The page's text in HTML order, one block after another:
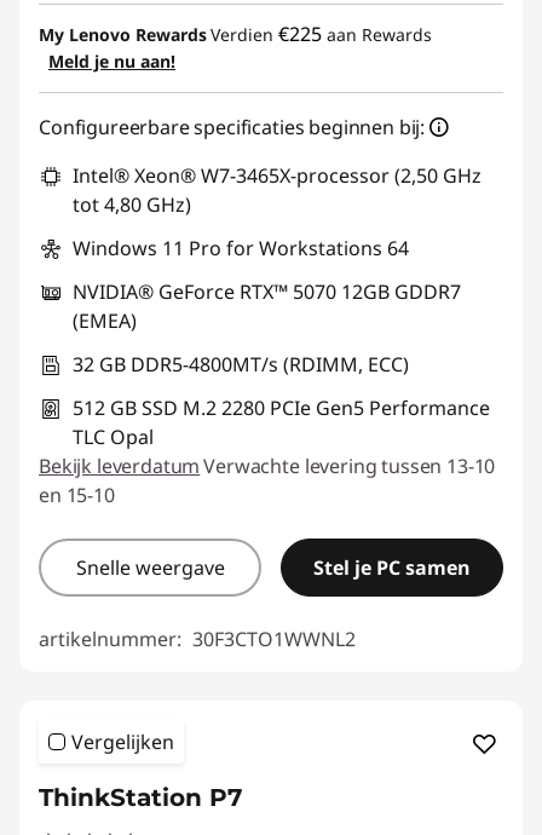
eCoupon-besparingen :-€ 290,75
eCoupon gebruiken :
My Lenovo RewardsVerdien €225 aan Rewards
Meld je nu aan!
Configureerbare specificaties beginnen bij:
Intel® Xeon® W7-3465X-processor (2,50 GHz
tot 4,80 GHz)
Windows 11 Pro for Workstations 64
NVIDIA® GeForce RTX™ 5070 12GB GDDR7
(EMEA)
32 GB DDR5-4800MT/s (RDIMM, ECC)
512 GB SSD M.2 2280 PCIe Gen5 Performance
TLC Opal
Bekijk leverdatumVerwachte levering tussen 13-10
en 15-10
Snelle weergave Stel je PC samen
artikelnummer: 30F3CTO1WWNL2
Vergelijken
ThinkStation P7